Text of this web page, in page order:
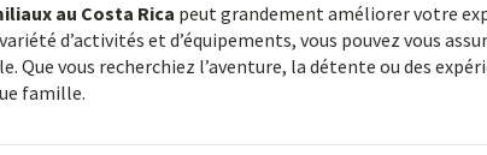
au Costa Rica peut grandement améliorer votre
d’activités et d’équipements, vous pouvez vous
Que vous recherchiez l’aventure, la détente ou des
famille.